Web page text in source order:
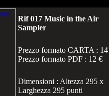
Rif 017 Music in the Air
Sampler
Prezzo formato CARTA :
Prezzo formato PDF : 12 €
Dimensioni : Altezza 295 x
Larghezza 295 punti